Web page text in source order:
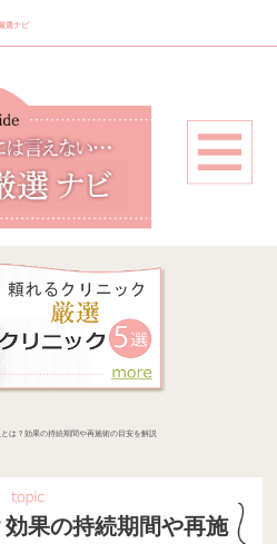
選ナビ
は？効果の持続期間や再施術の目安を解説
果の持続期間や再施